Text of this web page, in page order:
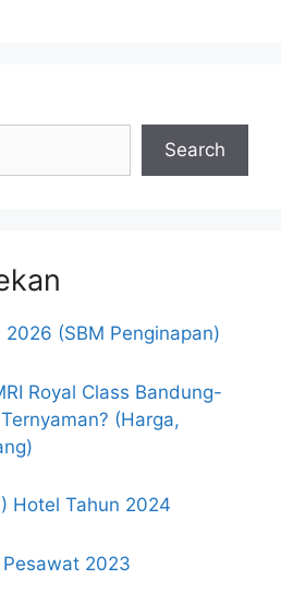
Search
(SBM Penginapan)
Royal Class Bandung-
(Harga,
Hotel Tahun 2024
2023